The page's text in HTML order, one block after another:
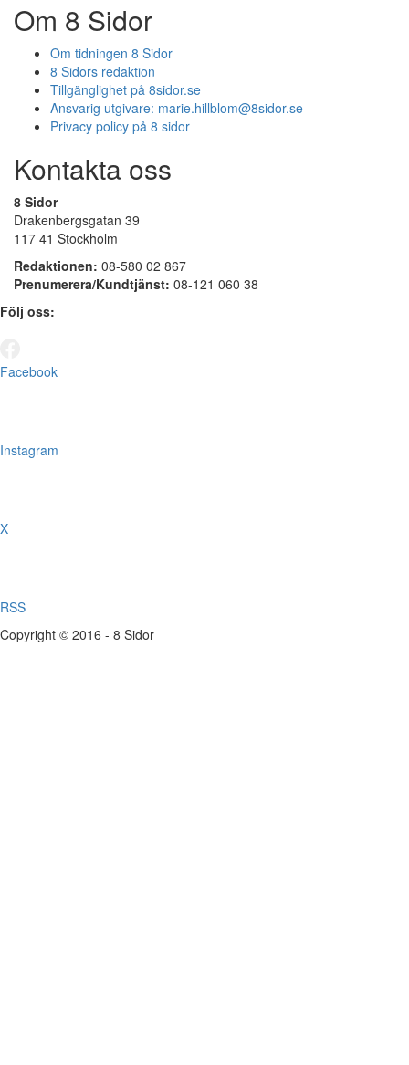
Om 8 Sidor
Om tidningen 8 Sidor
8 Sidors redaktion
Tillgänglighet på 8sidor.se
Ansvarig utgivare: marie.hillblom@8sidor.se
Privacy policy på 8 sidor
Kontakta oss
8 Sidor
Drakenbergsgatan 39
117 41 Stockholm
Redaktionen: 08-580 02 867
Prenumerera/Kundtjänst: 08-121 060 38
Följ oss:
Facebook
Instagram
X
RSS
Copyright © 2016 - 8 Sidor